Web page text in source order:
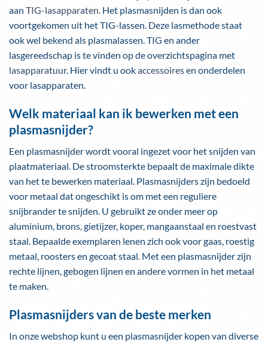
aan TIG-lasapparaten . Het plasmasnijden is dan ook
voortgekomen uit het TIG-lassen. Deze lasmethode staat
ook wel bekend als plasmalassen. TIG en ander
lasgereedschap is te vinden op de overzichtspagina met
lasapparatuur. Hier vindt u ookaccessoiresen onderdelen
voor lasapparaten.
Welk materiaal kan ik bewerken met een
plasmasnijder?
Een plasmasnijder wordt vooral ingezet voor het snijden van
plaatmateriaal. De stroomsterkte bepaalt de maximale dikte
van het te bewerken materiaal. Plasmasnijders zijn bedoeld
voor metaal dat ongeschikt is om met een reguliere
snijbrander te snijden. U gebruikt ze onder meer op
aluminium, brons, gietijzer, koper, mangaanstaal en roestvast
staal. Bepaalde exemplaren lenen zich ook voor gaas, roestig
metaal, roosters en gecoat staal. Met een plasmasnijder zijn
rechte lijnen, gebogen lijnen en andere vormen in het metaal
te maken.
Plasmasnijders van de beste merken
In onze webshop kunt u een plasmasnijder kopen van diverse